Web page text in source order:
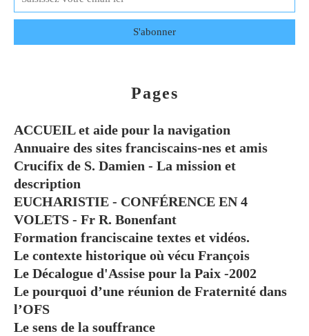
Pages
ACCUEIL et aide pour la navigation
Annuaire des sites franciscains-nes et amis
Crucifix de S. Damien - La mission et
description
EUCHARISTIE - CONFÉRENCE EN 4
VOLETS - Fr R. Bonenfant
Formation franciscaine textes et vidéos.
Le contexte historique où vécu François
Le Décalogue d'Assise pour la Paix -2002
Le pourquoi d’une réunion de Fraternité dans
l’OFS
Le sens de la souffrance